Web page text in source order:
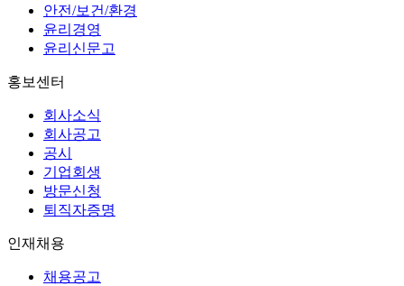
안전/보건/환경
윤리경영
윤리신문고
홍보센터
회사소식
회사공고
공시
기업회생
방문신청
퇴직자증명
인재채용
채용공고